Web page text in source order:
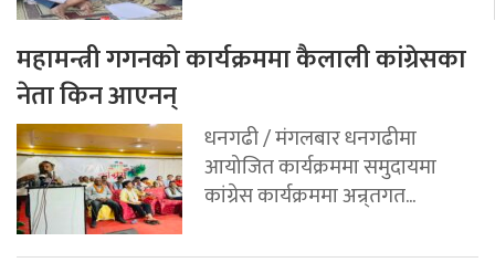
महामन्त्री गगनको कार्यक्रममा कैलाली कांग्रेसका
नेता किन आएनन्
धनगढी / मंगलबार धनगढीमा
आयोजित कार्यक्रममा समुदायमा
कांग्रेस कार्यक्रममा अन्र्तगत...